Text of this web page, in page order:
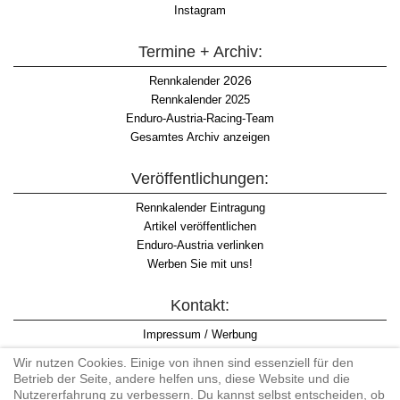
Instagram
Termine + Archiv:
Rennkalender2026
Rennkalender 2025
Enduro-Austria-Racing-Team
Gesamtes Archiv anzeigen
Veröffentlichungen:
Rennkalender Eintragung
Artikel veröffentlichen
Enduro-Austria verlinken
Werben Sie mit uns!
Kontakt:
Impressum / Werbung
Informationspflicht WKO
AGB
Wir nutzen Cookies. Einige von ihnen sind essenziell für den
Betrieb der Seite, andere helfen uns, diese Website und die
Nutzererfahrung zu verbessern. Du kannst selbst entscheiden, ob